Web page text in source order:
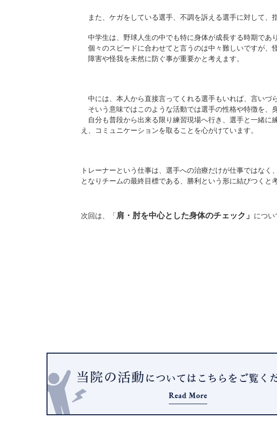
また、ケガをしている選手、不調を訴える選手に対して、
中学生は、野球人生の中でも特に身体が成長する時期であ
個々のスピードに合わせてと言うのは中々難しいですが、
障害や怪我を未然に防ぐ事が重要かと考えます。
中には、本人から直接言ってくれる選手もいれば、言いづ
そいう意味ではこのような活動では選手の性格や特徴を、
自分も普段から出来る限り練習現場へ行き、選手と一緒に
え、コミュニケーションを取ることを心がけています。
トレーナーという仕事は、選手への治療だけが仕事ではな
となりチームの最終目標である、勝利という形に結びつくと
次回は、「 肩・肘を中心とした身体のチェック」 につい